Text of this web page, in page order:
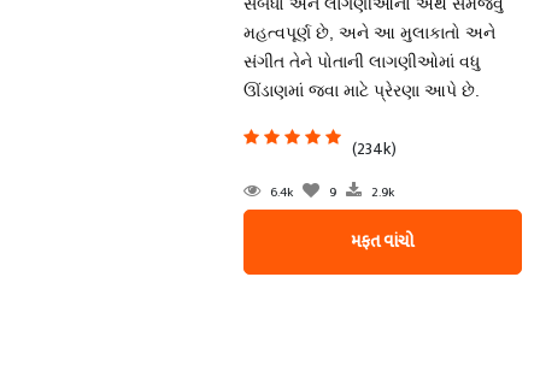
મહત્વપૂર્ણ છે, અને આ મુલાકાતો અને
સંગીત તેને પોતાની લાગણીઓમાં વધુ
ઊંડાણમાં જવા માટે પ્રેરણા આપે છે.
(234k)
6.4k 9 2.9k
મફત વાંચો